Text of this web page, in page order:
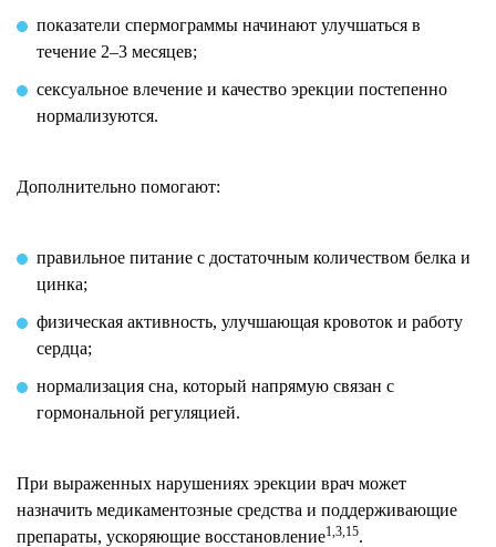
показатели спермограммы начинают улучшаться в
течение 2–3 месяцев;
сексуальное влечение и качество эрекции постепенно
нормализуются.
Дополнительно помогают:
правильное питание с достаточным количеством белка и
цинка;
физическая активность, улучшающая кровоток и работу
сердца;
нормализация сна, который напрямую связан с
гормональной регуляцией.
При выраженных нарушениях эрекции врач может
назначить медикаментозные средства и поддерживающие
препараты, ускоряющие восстановление1,3,15.